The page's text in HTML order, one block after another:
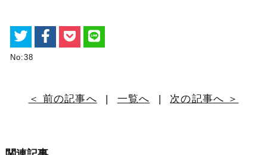
No:38
＜ 前の記事へ 一覧へ 次の記事へ ＞